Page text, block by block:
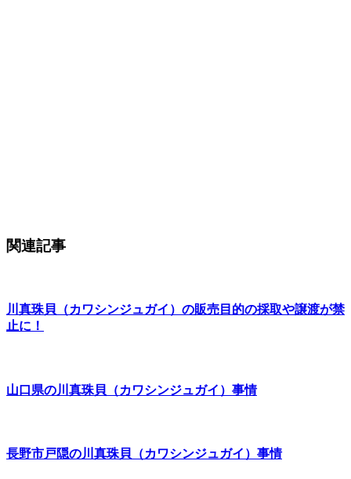
関連記事
川真珠貝（カワシンジュガイ）の販売目的の採取や譲渡が禁
止に！
山口県の川真珠貝（カワシンジュガイ）事情
長野市戸隠の川真珠貝（カワシンジュガイ）事情